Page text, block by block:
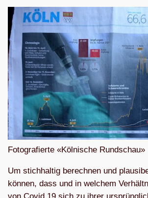
Foto­gra­fierte «Köl­ni­sche Rundschau»
Um stich­hal­tig berech­nen und
kön­nen, dass und in wel­chem